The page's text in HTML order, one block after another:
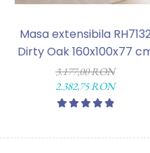
Masa extensibila
Dirty Oak 160x100x77
3.177,00 RON
2.382,75 RON